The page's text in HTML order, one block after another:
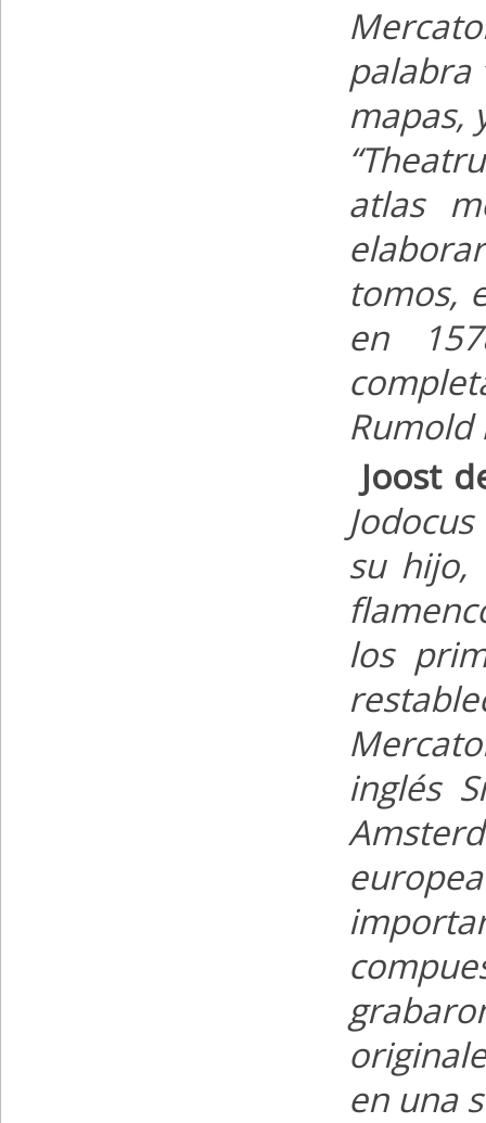
palabra
mapas,
atlas
tomos,
en
Rumold
Joost
su hijo,
los
inglés
en una